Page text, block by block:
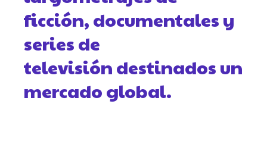
ficción, documentales y
series de
televisión destinados un
mercado global.